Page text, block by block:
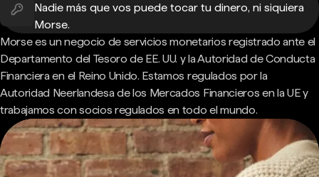
Nadie más que vos puede tocar tu dinero, ni siquiera
Morse.
Morse es un negocio de servicios monetarios registrado ante el
Departamento del Tesoro de EE. UU. y la Autoridad de Conducta
Financiera en el Reino Unido. Estamos regulados por la
Autoridad Neerlandesa de los Mercados Financieros en la UE y
trabajamos con socios regulados en todo el mundo.